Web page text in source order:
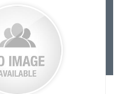
Junta Local Desarrollo
Adiestramientos